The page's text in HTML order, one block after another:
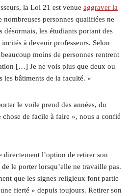
la Loi 21 est venue aggraver la
nombreuses personnes qualifiées ne
les étudiants portant des
à devenir professeurs. Selon
moins de personnes rentrent
[…] Je ne vois plus que deux ou
les bâtiments de la faculté. »
le voile prend des années, du
chose de facile à faire », nous a confié
directement l’option de retirer son
le porter lorsqu’elle ne travaille pas.
que les signes religieux font partie
fierté » depuis toujours. Retirer son